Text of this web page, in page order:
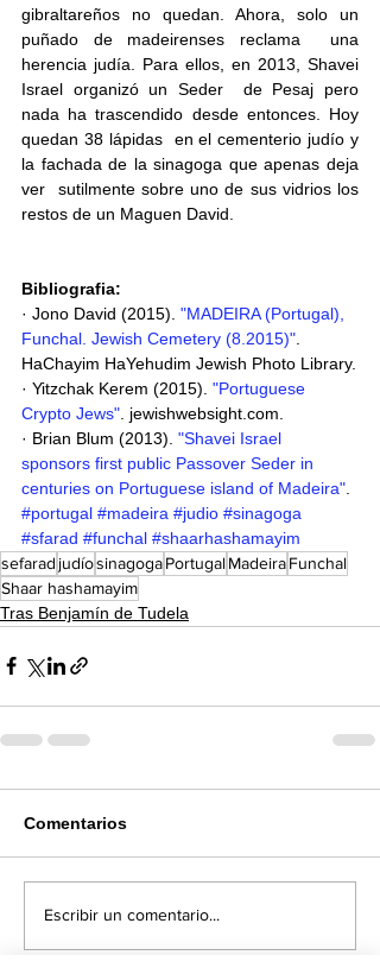
gibraltareños no quedan. Ahora, solo un
puñado de madeirenses reclama  una
herencia judía. Para ellos, en 2013, Shavei
Israel organizó un Seder  de Pesaj pero
nada ha trascendido desde entonces. Hoy
quedan 38 lápidas  en el cementerio judío y
la fachada de la sinagoga que apenas deja
ver  sutilmente sobre uno de sus vidrios los
restos de un Maguen David.
Bibliografia:
· Jono David (2015). "MADEIRA (Portugal),
Funchal. Jewish Cemetery (8.2015)"
HaChayim HaYehudim Jewish Photo Library.
· Yitzchak Kerem (2015). "Portuguese
Crypto Jews" . jewishwebsight.com.
· Brian Blum (2013). "Shavei Israel
sponsors first public Passover Seder in
centuries on Portuguese island of Madeira"
#portugal #madeira #judio #sinagoga
#sfarad #funchal #shaarhashamayim
sefarad judíosinagogaPortugalMadeiraFunchal
Shaar hashamayim
Tras Benjamín de Tudela
Comentarios
Escribir un comentario...